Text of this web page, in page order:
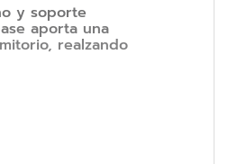
y soporte
aporta una
realzando